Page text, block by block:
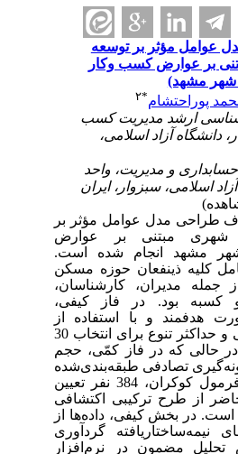
عوامل مؤثر بر توسعه
بر عوارض کسب وکار
مشهد)
پوراحتشام* ۲
ارشد مدیریت کسب
دانشگاه آزاد اسلامی،
و مدیریت، واحد
اسلامی، سبزوار، ایران
طراحی مدل عوامل مؤثر بر
مبتنی بر عوارض
مشهد انجام شده است.
کلیه ذینفعان حوزه مسکن
مدیران، کارشناسان،
کسبه بود. در فاز کیفی،
هدفمند و با استفاده از
تکنیک گلوله برفی و حداکثر تنوع برای انتخاب 30
حالی که در فاز کمّی، حجم
تصادفی طبقه‌بندی‌شده
و با استفاده از فرمول کوکران، 384 نفر تعیین
از طرح ترکیبی اکتشافی
در بخش کیفی، داده‌ها از
گردآوری
مضمون در نرم‌افزار